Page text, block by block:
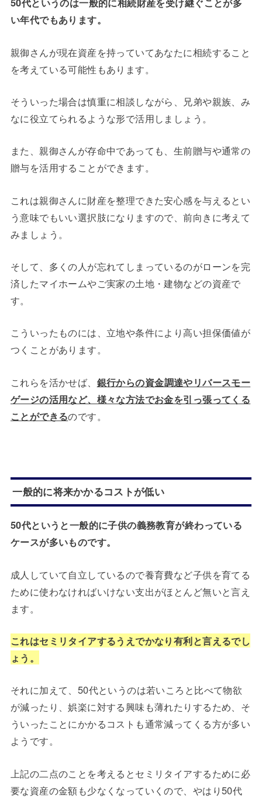
い年代でもあります。
親御さんが現在資産を持っていてあなたに相続すること
を考えている可能性もあります。
そういった場合は慎重に相談しながら、兄弟や親族、み
なに役立てられるような形で活用しましょう。
また、親御さんが存命中であっても、生前贈与や通常の
贈与を活用することができます。
これは親御さんに財産を整理できた安心感を与えるとい
う意味でもいい選択肢になりますので、前向きに考えて
みましょう。
そして、多くの人が忘れてしまっているのがローンを完
済したマイホームやご実家の土地・建物などの資産で
す。
こういったものには、立地や条件により高い担保価値が
つくことがあります。
これらを活かせば、 銀行からの資金調達やリバースモー
ゲージの活用など、様々な方法でお金を引っ張ってくる
ことができるのです。
一般的に将来かかるコストが低い
50代というと一般的に子供の義務教育が終わっている
ケースが多いものです。
成人していて自立しているので養育費など子供を育てる
ために使わなければいけない支出がほとんど無いと言え
ます。
これはセミリタイアするうえでかなり有利と言えるでし
ょう。
それに加えて、50代というのは若いころと比べて物欲
が減ったり、娯楽に対する興味も薄れたりするため、そ
ういったことにかかるコストも通常減ってくる方が多い
ようです。
上記の二点のことを考えるとセミリタイアするために必
要な資産の金額も少なくなっていくので、やはり50代